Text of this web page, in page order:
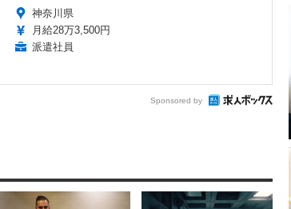
神奈川県
月給28万3,500円
派遣社員
Sponsored by